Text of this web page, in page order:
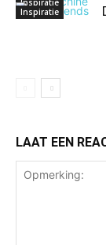
Inspiratie
Inspiratie
LAAT EEN